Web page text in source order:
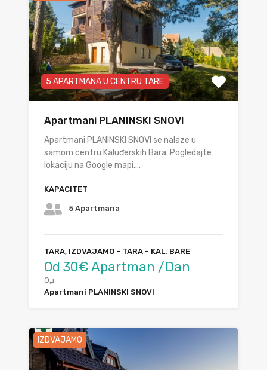
5 APARTMANA U CENTRU TARE
Apartmani PLANINSKI SNOVI
Apartmani PLANINSKI SNOVI se nalaze u
samom centru Kaluđerskih Bara. Pogledajte
lokaciju na Google mapi.…
KAPACITET
5 Apartmana
TARA, IZDVAJAMO - TARA - KAL. BARE
Od 30€ Apartman /Dan
Од
Apartmani PLANINSKI SNOVI
IZDVAJAMO